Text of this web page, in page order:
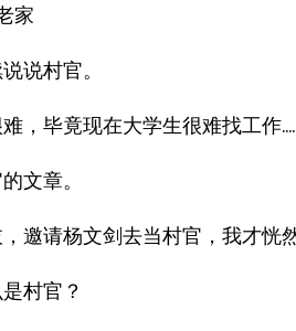
家
说村官。
，毕竟现在大学生很难找工作
文章。
邀请杨文剑去当村官，我才恍
村官？